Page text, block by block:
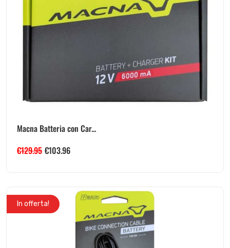
Macna Batteria con Car...
€129.95 €103.96
In offerta!